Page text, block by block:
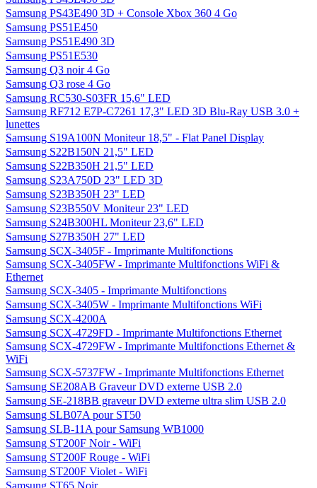
Samsung Oreillette Bluetooth HM1200
Samsung Pack d'accessoire pour Galaxy S II I9100
Samsung Pack HMX-F800 Noir : Caméscope HD + Etui + Carte
SDHC 4 Go
Samsung Pack HMX-Q200 Noir : Caméscope Full HD + Etui +
Carte SDHC 4 Go
Samsung PC portable NP300E5A-S0AFR 15.6"LED
Samsung PL210 Noir
Samsung PL210 Noir + Carte mémoire Lexar MicroSDHC 8 Go
Samsung Player mini 2 c3310 - Gris Métal
Samsung Port parallèle ML-PAR100 pour imprimante
Samsung PS43E450
Samsung PS43E490 3D
Samsung PS43E490 3D + Console Xbox 360 4 Go
Samsung PS51E450
Samsung PS51E490 3D
Samsung PS51E530
Samsung Q3 noir 4 Go
Samsung Q3 rose 4 Go
Samsung RC530-S03FR 15,6" LED
Samsung RF712 E7P-C7261 17,3" LED 3D Blu-Ray USB 3.0 +
lunettes
Samsung S19A100N Moniteur 18,5" - Flat Panel Display
Samsung S22B150N 21,5" LED
Samsung S22B350H 21,5" LED
Samsung S23A750D 23" LED 3D
Samsung S23B350H 23" LED
Samsung S23B550V Moniteur 23" LED
Samsung S24B300HL Moniteur 23,6" LED
Samsung S27B350H 27" LED
Samsung SCX-3405F - Imprimante Multifonctions
Samsung SCX-3405FW - Imprimante Multifonctions WiFi &
Ethernet
Samsung SCX-3405 - Imprimante Multifonctions
Samsung SCX-3405W - Imprimante Multifonctions WiFi